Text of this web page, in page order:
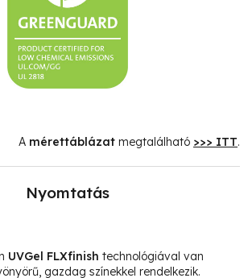
A mérettáblázat megtalálható >>> ITT.
Nyomtatás
UVGel FLXfinish technológiával van
gazdag színekkel rendelkezik.